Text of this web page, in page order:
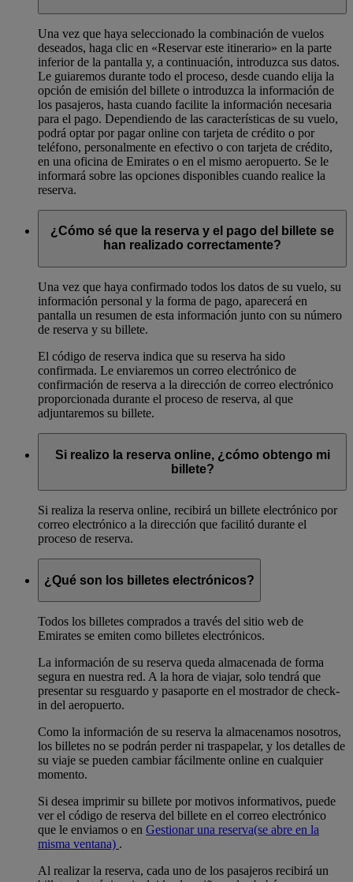
Una vez que haya seleccionado la combinación de vuelos
deseados, haga clic en «Reservar este itinerario» en la parte
inferior de la pantalla y, a continuación, introduzca sus datos.
Le guiaremos durante todo el proceso, desde cuando elija la
opción de emisión del billete o introduzca la información de
los pasajeros, hasta cuando facilite la información necesaria
para el pago. Dependiendo de las características de su vuelo,
podrá optar por pagar online con tarjeta de crédito o por
teléfono, personalmente en efectivo o con tarjeta de crédito,
en una oficina de Emirates o en el mismo aeropuerto. Se le
informará sobre las opciones disponibles cuando realice la
reserva.
¿Cómo sé que la reserva y el pago del billete se
han realizado correctamente?
Una vez que haya confirmado todos los datos de su vuelo, su
información personal y la forma de pago, aparecerá en
pantalla un resumen de esta información junto con su número
de reserva y su billete.
El código de reserva indica que su reserva ha sido
confirmada. Le enviaremos un correo electrónico de
confirmación de reserva a la dirección de correo electrónico
proporcionada durante el proceso de reserva, al que
adjuntaremos su billete.
Si realizo la reserva online, ¿cómo obtengo mi
billete?
Si realiza la reserva online, recibirá un billete electrónico por
correo electrónico a la dirección que facilitó durante el
proceso de reserva.
¿Qué son los billetes electrónicos?
Todos los billetes comprados a través del sitio web de
Emirates se emiten como billetes electrónicos.
La información de su reserva queda almacenada de forma
segura en nuestra red. A la hora de viajar, solo tendrá que
presentar su resguardo y pasaporte en el mostrador de check-
in del aeropuerto.
Como la información de su reserva la almacenamos nosotros,
los billetes no se podrán perder ni traspapelar, y los detalles de
su viaje se pueden cambiar fácilmente online en cualquier
momento.
Si desea imprimir su billete por motivos informativos, puede
ver el código de reserva del billete en el correo electrónico
que le enviamos o en Gestionar una reserva(se abre en la
misma ventana) .
Al realizar la reserva, cada uno de los pasajeros recibirá un